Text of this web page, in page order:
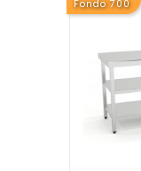
Fondo 700